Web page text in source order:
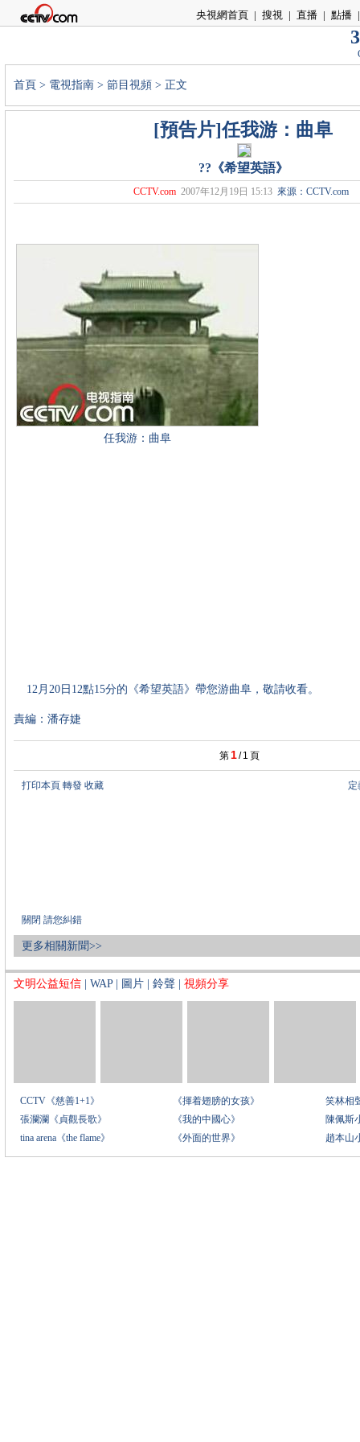
央視網首頁 | 搜視 | 直播 | 點播 |
首頁 > 電視指南 > 節目視頻 > 正文
[預告片]任我游：曲阜
??《希望英語》
CCTV.com 2007年12月19日 15:13來源：CCTV.com
任我游：曲阜
12月20日12點15分的《希望英語》帶您游曲阜，敬請收看。
責編：潘存婕
第 1/ 1 頁
打印本頁 轉發 收藏
關閉 請您糾錯
更多相關新聞>>
文明公益短信 WAP| 圖片 鈴聲 視頻分享
CCTV《慈善1+1》
張瀾瀾《貞觀長歌》
tina arena《the flame》
《揮着翅膀的女孩》
《我的中國心》
《外面的世界》
笑林相
陳佩斯
趙本山